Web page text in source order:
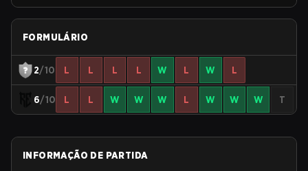
FORMULÁRIO
2/10 L L L L W L W L
6/10 L L W W W L W W W T
INFORMAÇÃO DE PARTIDA